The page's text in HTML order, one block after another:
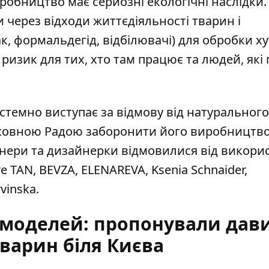
відходи життєдіяльності тварин і
формальдегід, відбілювачі) для обробки
для тих, хто там працює та людей, які
виступає за відмову від
Радою заборонити його
та дизайнерки відмовилися від
BEVZA, ELENAREVA, Ksenia Schnaider,
моделей: пропонували
біля Києва